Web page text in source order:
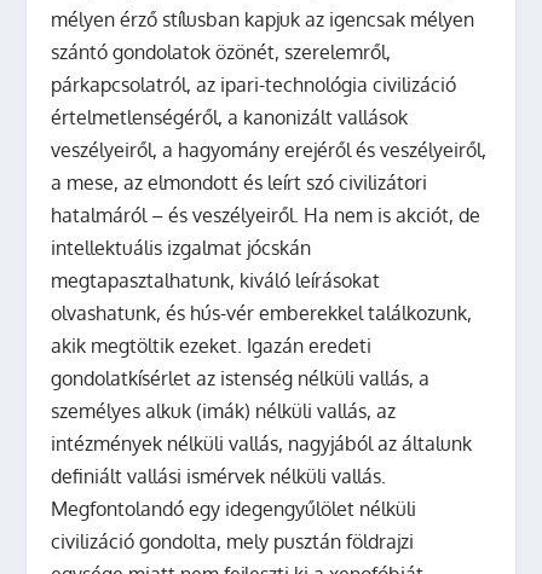
mélyen érző stílusban kapjuk az igencsak mélyen
szántó gondolatok özönét, szerelemről,
párkapcsolatról, az ipari-technológia civilizáció
értelmetlenségéről, a kanonizált vallások
veszélyeiről, a hagyomány erejéről és veszélyeiről,
a mese, az elmondott és leírt szó civilizátori
hatalmáról – és veszélyeiről. Ha nem is akciót, de
intellektuális izgalmat jócskán
megtapasztalhatunk, kiváló leírásokat
olvashatunk, és hús-vér emberekkel találkozunk,
akik megtöltik ezeket. Igazán eredeti
gondolatkísérlet az istenség nélküli vallás, a
személyes alkuk (imák) nélküli vallás, az
intézmények nélküli vallás, nagyjából az általunk
definiált vallási ismérvek nélküli vallás.
Megfontolandó egy idegengyűlölet nélküli
civilizáció gondolta, mely pusztán földrajzi